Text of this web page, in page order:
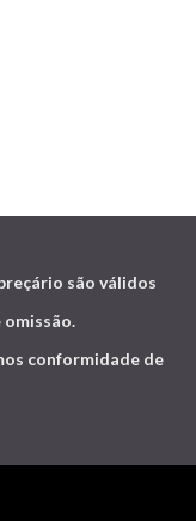
são válidos
conformidade de